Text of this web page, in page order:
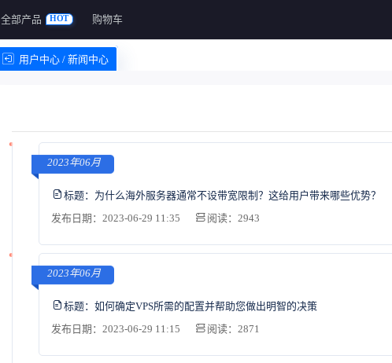
全部产品 HOT 购物车
用户中心 / 新闻中心
2023年06月
标题： 为什么海外服务器通常不设带宽限制？这给用户带来哪些优势？
发布日期：2023-06-29 11:35
阅读：2943
2023年06月
标题： 如何确定VPS所需的配置并帮助您做出明智的决策
发布日期：2023-06-29 11:15
阅读：2871